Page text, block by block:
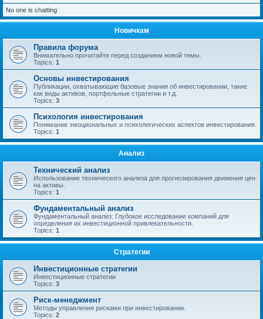
No one is chatting
Новичкам
Правила форума
Внимательно прочитайте перед созданием новой темы.
Topics: 1
Основы инвестирования
Публикации, охватывающие базовые знания об инвестировании, такие
как виды активов, портфельные стратегии и т.д.
Topics: 3
Психология инвестирования
Понимание эмоциональных и психологических аспектов инвестирования.
Topics: 1
Анализ
Технический анализ
Использование технического анализа для прогнозирования движения цен
на активы.
Topics: 1
Фундаментальный анализ
Фундаментальный анализ: Глубокое исследование компаний для
определения их инвестиционной привлекательности.
Topics: 1
Стратегии
Инвестиционные стратегии
Инвестиционные стратегии
Topics: 3
Риск-менеджмент
Методы управления рисками при инвестировании.
Topics: 2